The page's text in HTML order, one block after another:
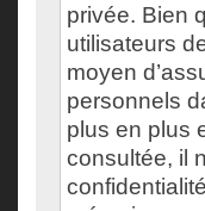
privée. Bien
utilisateurs
moyen
personnels
plus en plus
consultée, il